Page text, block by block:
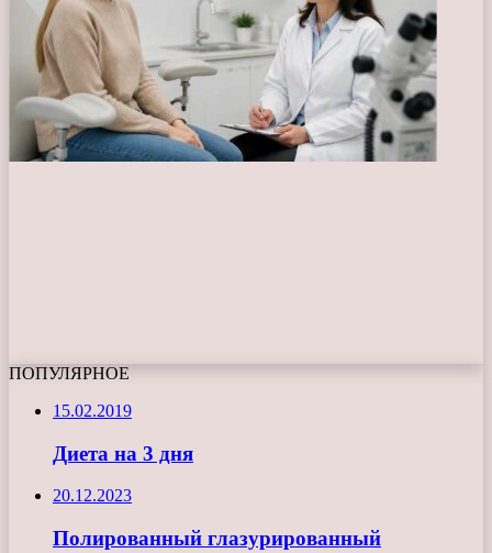
ПОПУЛЯРНОЕ
15.02.2019
Диета на 3 дня
20.12.2023
Полированный глазурированный